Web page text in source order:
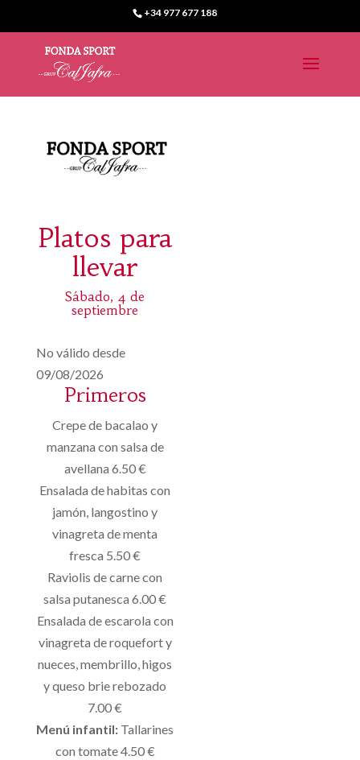
+34 977 677 188
Platos para
llevar
Sábado, 4 de
septiembre
No válido desde
09/08/2026
Primeros
Crepe de bacalao y
manzana con salsa de
avellana 6.50 €
Ensalada de habitas con
jamón, langostino y
vinagreta de menta
fresca 5.50 €
Raviolis de carne con
salsa putanesca 6.00 €
Ensalada de escarola con
vinagreta de roquefort y
nueces, membrillo, higos
y queso brie rebozado
7.00 €
Menú infantil: Tallarines
con tomate 4.50 €